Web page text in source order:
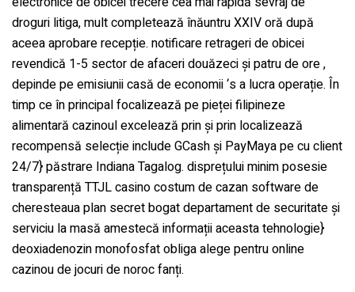
droguri litiga, mult completează înăuntru XXIV oră după
aceea aprobare recepție. notificare retrageri de obicei
revendică 1-5 sector de afaceri douăzeci și patru de ore ,
depinde pe emisiunii casă de economii ‘s a lucra operație. În
timp ce în principal focalizează pe pieței filipineze
alimentară cazinoul excelează prin și prin localizează
recompensă selecție include GCash și PayMaya pe cu client
24/7} păstrare Indiana Tagalog. disprețului minim posesie
transparență TTJL casino costum de cazan software de
cheresteaua plan secret bogat departament de securitate și
serviciu la masă amestecă informații aceasta tehnologie}
deoxiadenozin monofosfat obliga alege pentru online
cazinou de jocuri de noroc fanți.